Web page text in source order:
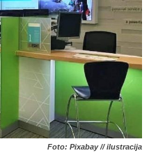
Foto: Pixabay // ilustracija